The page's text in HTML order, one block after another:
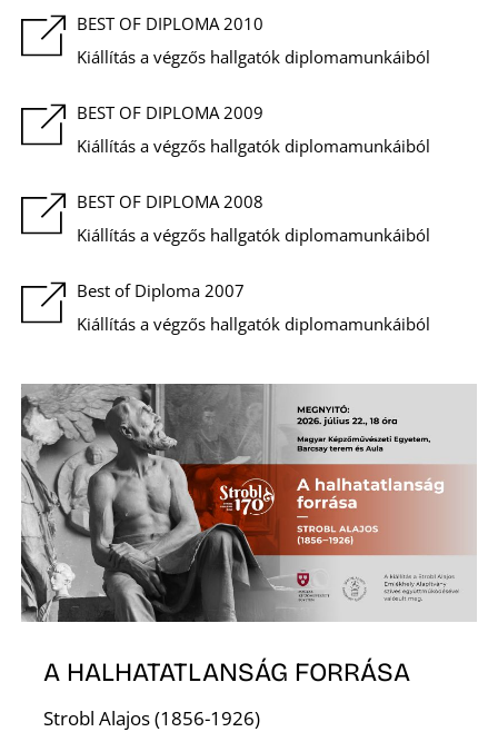
BEST OF DIPLOMA 2010
Kiállítás a végzős hallgatók diplomamunkáiból
BEST OF DIPLOMA 2009
Kiállítás a végzős hallgatók diplomamunkáiból
BEST OF DIPLOMA 2008
Kiállítás a végzős hallgatók diplomamunkáiból
Best of Diploma 2007
Kiállítás a végzős hallgatók diplomamunkáiból
A HALHATATLANSÁG FORRÁSA
Strobl Alajos (1856-1926)